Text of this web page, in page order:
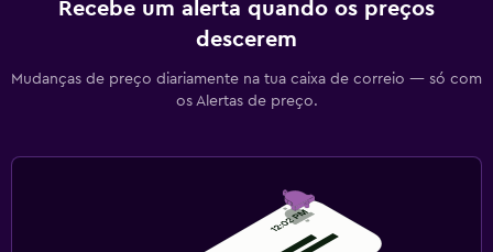
Recebe um alerta quando os preços
descerem
Mudanças de preço diariamente na tua caixa de correio — só com
os Alertas de preço.